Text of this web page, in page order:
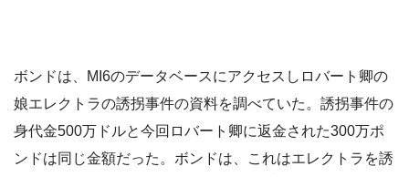
ボンドは、MI6のデータベースにアクセスしロバート卿の
娘エレクトラの誘拐事件の資料を調べていた。誘拐事件の
身代金500万ドルと今回ロバート卿に返金された300万ポ
ンドは同じ金額だった。ボンドは、これはエレクトラを誘